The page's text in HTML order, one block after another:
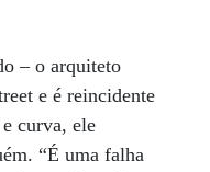
– o arquiteto
e é reincidente
curva, ele
“É uma falha